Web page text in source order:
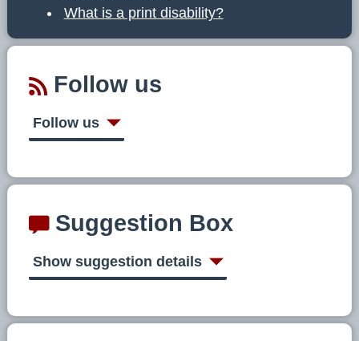
What is a print disability?
Follow us
Follow us
Suggestion Box
Show suggestion details